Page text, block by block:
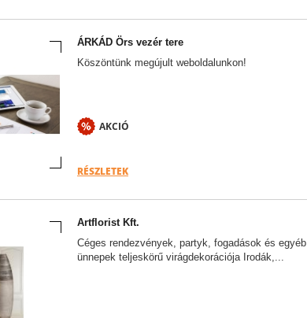
ÁRKÁD Örs vezér tere
Köszöntünk megújult weboldalunkon!
AKCIÓ
RÉSZLETEK
Artflorist Kft.
Céges rendezvények, partyk, fogadások és egyéb
ünnepek teljeskörű virágdekorációja Irodák,...